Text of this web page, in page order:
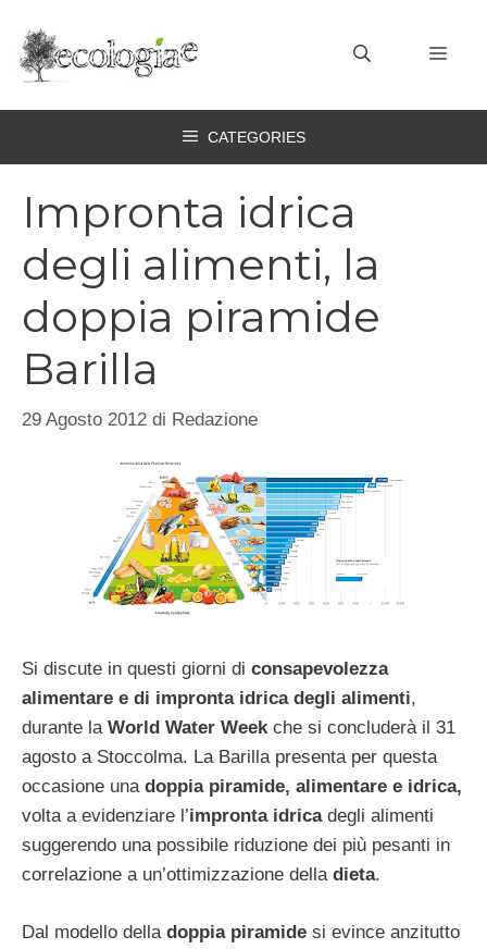
contenuto
CATEGORIES
Impronta idrica
degli alimenti, la
doppia piramide
Barilla
29 Agosto 2012 di Redazione
Si discute in questi giorni di consapevolezza
alimentare e di impronta idrica degli alimenti,
durante la World Water Weekche si concluderà il 31
agosto a Stoccolma. La Barilla presenta per questa
occasione una doppia piramide, alimentare e idrica,
volta a evidenziare l’impronta idricadegli alimenti
suggerendo una possibile riduzione dei più pesanti in
correlazione a un’ottimizzazione della dieta.
Dal modello della doppia piramide si evince anzitutto